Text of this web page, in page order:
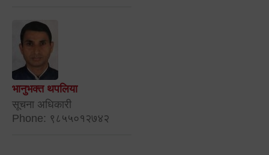
भानुभक्त थपलिया
सूचना अधिकारी
Phone: ९८५५०१२७४२